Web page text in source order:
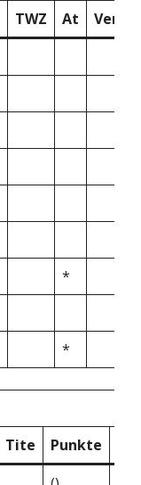
TWZ At
*
*
Tite Punkte